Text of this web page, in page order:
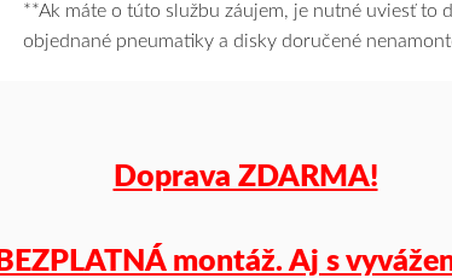
vám
pneumatiky
vášho
a
**Ak máte o túto službu záujem, je nutné uviesť to
objednané pneumatiky a disky doručené
Doprava ZDARMA!
BEZPLATNÁ montáž. Aj s